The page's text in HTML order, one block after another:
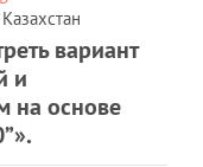
вариант
и
на основе